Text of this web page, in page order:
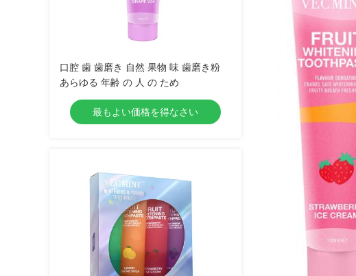
口腔 歯 歯磨き 自然 果物 味 歯磨き粉
あらゆる 年齢 の 人 の ため
最もよい価格を得なさい